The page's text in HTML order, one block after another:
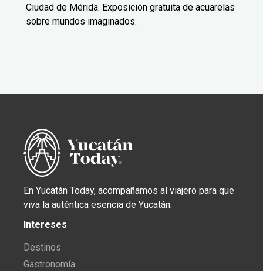
Ciudad de Mérida. Exposición gratuita de acuarelas
sobre mundos imaginados.
En Yucatán Today, acompañamos al viajero para que
viva la auténtica esencia de Yucatán.
Intereses
Destinos
Gastronomía